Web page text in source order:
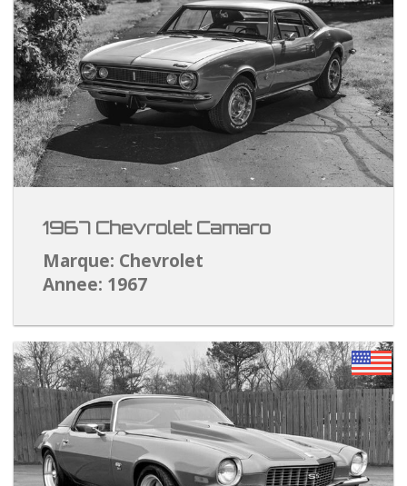
1967 Chevrolet Camaro
Marque: Chevrolet
Annee: 1967